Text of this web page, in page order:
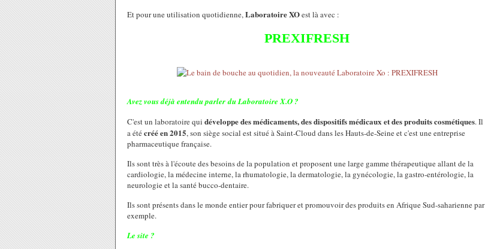
Et pour une utilisation quotidienne,Laboratoire XOest là avec :
PREXIFRESH
Avez vous déjà entendu parler du Laboratoire X.O ?
C'est un laboratoire qui développe des médicaments, des dispositifs médicaux et des produits cosmétiques. Il
a étécréé en 2015, son siège social est situé à Saint-Cloud dans les Hauts-de-Seine et c'est une entreprise
pharmaceutique française.
Ils sont très à l'écoute des besoins de la population et proposent une large gamme thérapeutique allant de la
cardiologie, la médecine interne, la rhumatologie, la dermatologie, la gynécologie, la gastro-entérologie, la
neurologie et la santé bucco-dentaire.
Ils sont présents dans le monde entier pour fabriquer et promouvoir des produits en Afrique Sud-saharienne par
exemple.
Le site ?